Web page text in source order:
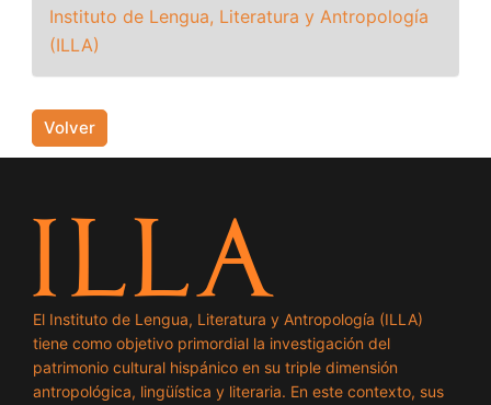
Instituto de Lengua, Literatura y Antropología
(ILLA)
Volver
El Instituto de Lengua, Literatura y Antropología (ILLA)
tiene como objetivo primordial la investigación del
patrimonio cultural hispánico en su triple dimensión
antropológica, lingüística y literaria. En este contexto, sus